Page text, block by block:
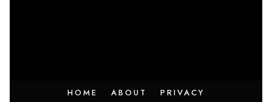
HOME ABOUT
PRIVACY